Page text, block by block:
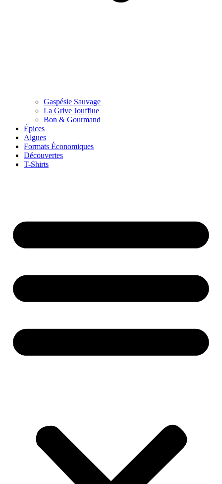
Gaspésie Sauvage
La Grive Joufflue
Bon & Gourmand
Épices
Algues
Formats Économiques
Découvertes
T-Shirts